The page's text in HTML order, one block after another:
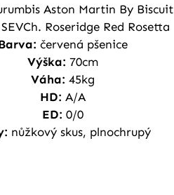
Aston Martin By Biscuit
SEVCh. Roseridge Red Rosetta
červená pšenice
Výška: 70cm
Váha: 45kg
HD: A/A
ED: 0/0
nůžkový skus, plnochrupý